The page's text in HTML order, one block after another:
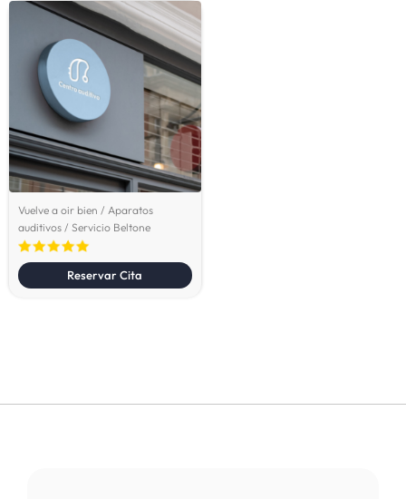
Vuelve a oir bien / Aparatos
auditivos / Servicio Beltone
Reservar Cita